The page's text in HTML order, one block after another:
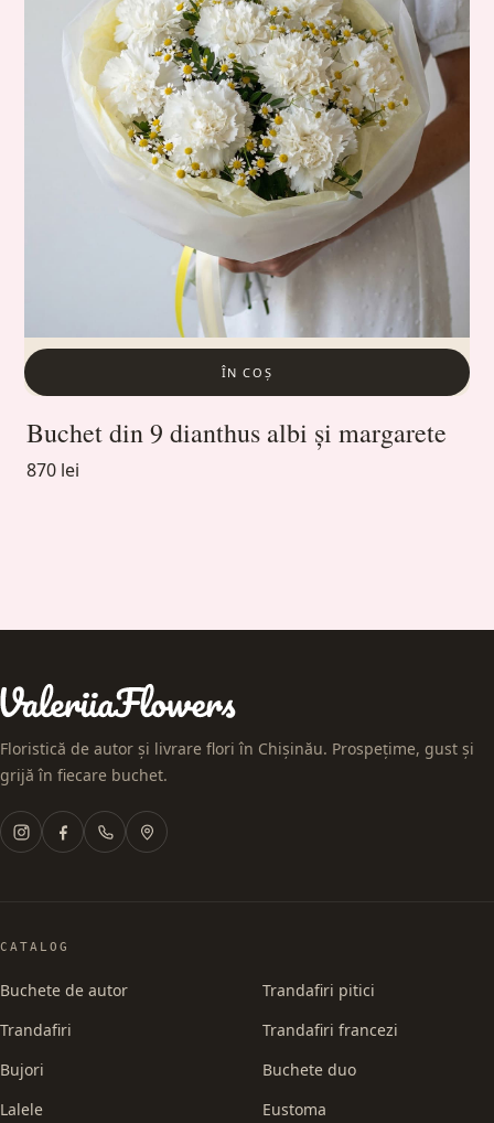
ÎN COȘ
Buchet din 9 dianthus albi și margarete
870 lei
Floristică de autor și livrare flori în Chișinău. Prospețime, gust și
grijă în fiecare buchet.
CATALOG
Buchete de autor
Trandafiri
Bujori
Lalele
Trandafiri pitici
Trandafiri francezi
Buchete duo
Eustoma